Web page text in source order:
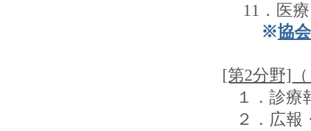
11．医療
※協
[第2分野]
１．診療
２．広